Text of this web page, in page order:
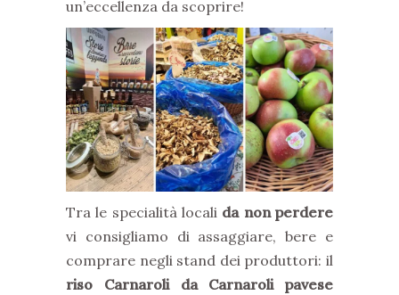
un’eccellenza da scoprire!
Tra le specialità locali da non perdere
vi consigliamo di assaggiare, bere e
comprare negli stand dei produttori: il
riso Carnaroli da Carnaroli pavese